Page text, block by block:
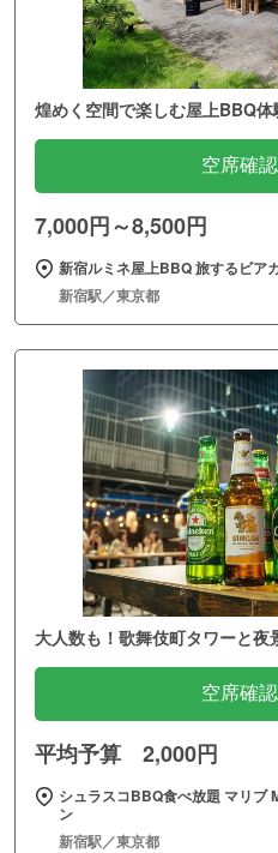
煌めく空間で楽しむ屋上BBQ体
空席確
7,000円～8,500円
新宿ルミネ屋上BBQ 旅するビア
新宿駅／東京都
大人数も！歌舞伎町タワーと
空席確
平均予算 2,000円
シュラスコBBQ食べ放題 マリブ
ン
新宿駅／東京都